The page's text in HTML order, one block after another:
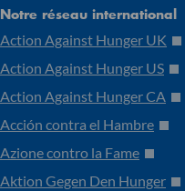
Notre réseau international
Action Against Hunger UK
Action Against Hunger US
Action Against Hunger CA
Acción contra el Hambre
Azione contro la Fame
Aktion Gegen Den Hunger